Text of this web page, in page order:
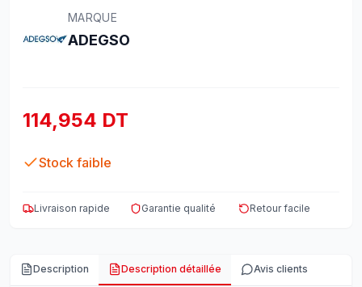
MARQUE
ADEGSO
114,954 DT
Stock faible
Livraison rapide Garantie qualité Retour facile
Description Description détaillée Avis clients